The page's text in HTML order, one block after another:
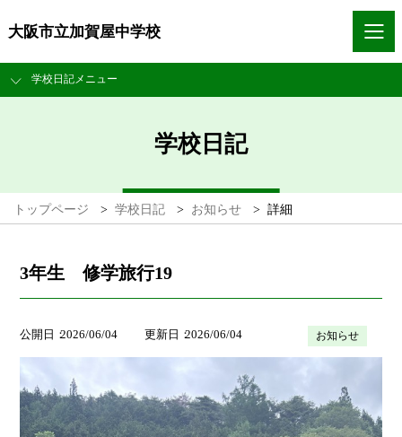
大阪市立加賀屋中学校
学校日記メニュー
学校日記
トップページ > 学校日記 > お知らせ > 詳細
3年生 修学旅行19
公開日 2026/06/04 更新日 2026/06/04 お知らせ